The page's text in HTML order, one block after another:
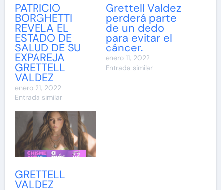
PATRICIO
BORGHETTI
REVELA EL
ESTADO DE
SALUD DE SU
EXPAREJA
GRETTELL
VALDEZ
enero 21, 2022
Entrada similar
Grettell Valdez
perderá parte
de un dedo
para evitar el
cáncer.
enero 11, 2022
Entrada similar
GRETTELL
VALDEZ